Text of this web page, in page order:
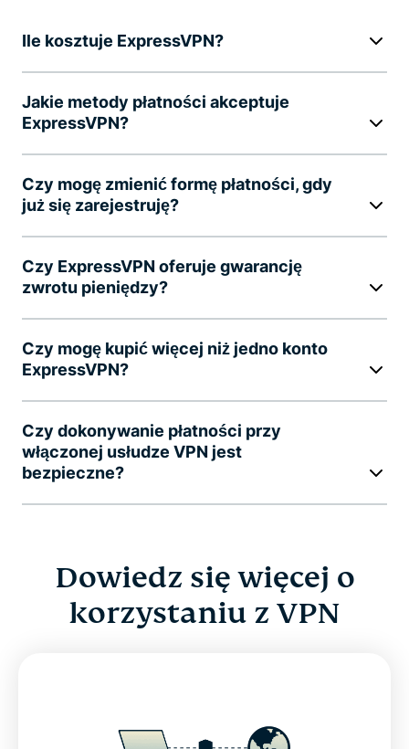
Ile kosztuje ExpressVPN?
Jakie metody płatności akceptuje
ExpressVPN?
Czy mogę zmienić formę płatności, gdy
już się zarejestruję?
Czy ExpressVPN oferuje gwarancję
zwrotu pieniędzy?
Czy mogę kupić więcej niż jedno konto
ExpressVPN?
Czy dokonywanie płatności przy
włączonej usłudze VPN jest
bezpieczne?
Dowiedz się więcej o
korzystaniu z VPN